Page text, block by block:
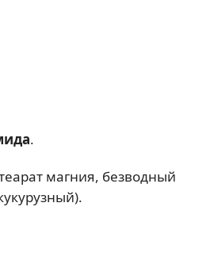
.
магния, безводный